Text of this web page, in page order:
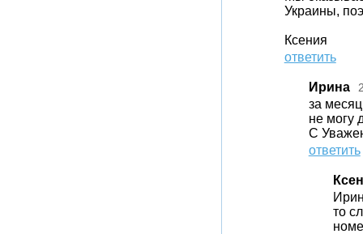
Украины,
Ксения
ответить
Ирина
за
не могу
С
ответить
то